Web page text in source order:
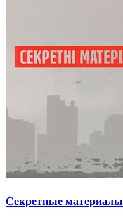
Секретные материалы